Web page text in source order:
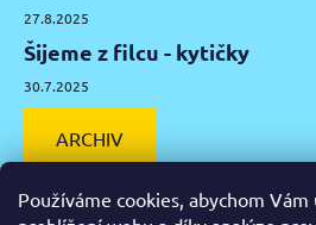
Používáme cookies, abychom
27.8.2025
Šijeme z filcu - kytičky
30.7.2025
ARCHIV